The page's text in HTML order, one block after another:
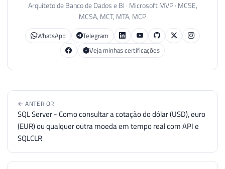
Arquiteto de Banco de Dados e BI · Microsoft MVP · MCSE,
MCSA, MCT, MTA, MCP
WhatsApp
Telegram
Veja minhas certificações
← ANTERIOR
SQL Server - Como consultar a cotação do dólar (USD), euro
(EUR) ou qualquer outra moeda em tempo real com API e
SQLCLR